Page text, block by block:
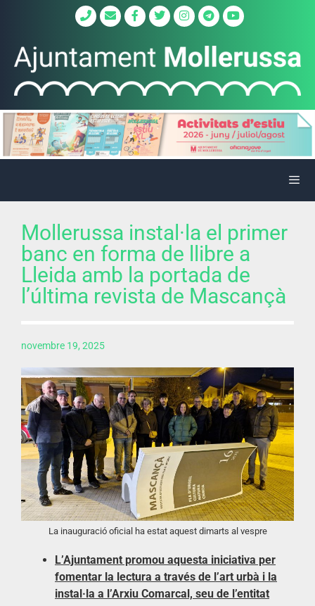
Mollerussa instal·la el primer
banc en forma de llibre a
Lleida amb la portada de
l’última revista de Mascançà
novembre 19, 2025
La inauguració oficial ha estat aquest dimarts al vespre
L’Ajuntament promou aquesta iniciativa per
fomentar la lectura a través de l’art urbà i la
instal·la a l’Arxiu Comarcal, seu de l’entitat